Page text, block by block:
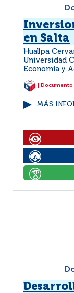
en Salta
Huallpa
Universidad
Economía y
|
MÁS